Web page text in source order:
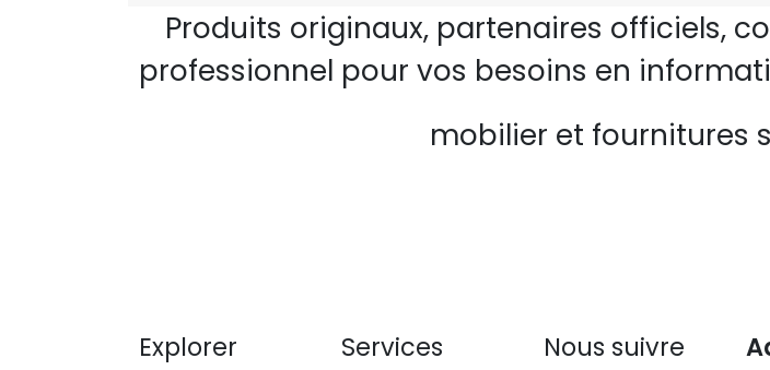
Produits originaux, partenaires officiels,
professionnel pour vos besoins en
mobilier et fournitures
Explorer Services Nous suivre